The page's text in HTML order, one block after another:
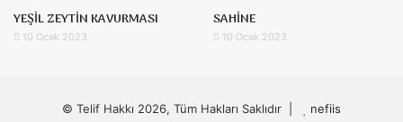
YEŞİL ZEYTİN KAVURMASI
10 Ocak 2023
SAHİNE
10 Ocak 2023
© Telif Hakkı 2026, Tüm Hakları Saklıdır | nefiis